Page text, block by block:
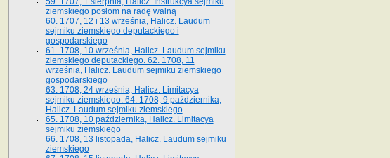
ziemskiego posłom na radę walną
60. 1707, 12 i 13 września, Halicz. Laudum
sejmiku ziemskiego deputackiego i
gospodarskiego
61. 1708, 10 września, Halicz. Laudum sejmiku
ziemskiego deputackiego. 62. 1708, 11
września, Halicz. Laudum sejmiku ziemskiego
gospodarskiego
63. 1708, 24 września, Halicz. Limitacya
sejmiku ziemskiego. 64. 1708, 9 października,
Halicz. Laudum sejmiku ziemskiego
65­. 1708, 10 października, Halicz. Limitacya
sejmiku ziemskiego
66. 1708, 13 listopada, Halicz. Laudum sejmiku
ziemskiego